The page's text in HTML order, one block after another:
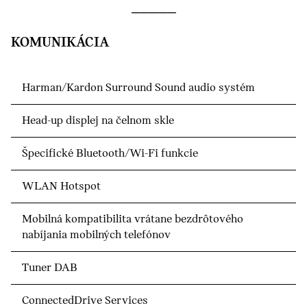
KOMUNIKÁCIA
Harman/Kardon Surround Sound audio systém
Head-up displej na čelnom skle
Špecifické Bluetooth/Wi-Fi funkcie
WLAN Hotspot
Mobilná kompatibilita vrátane bezdrôtového
nabíjania mobilných telefónov
Tuner DAB
ConnectedDrive Services